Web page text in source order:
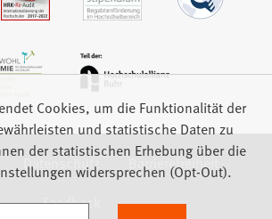
Datenschutz
Barrierefreiheit
Feedback
Cookies, um die Funktionalität der
und statistische Daten zu
der statistischen Erhebung über die
widersprechen (Opt-Out).